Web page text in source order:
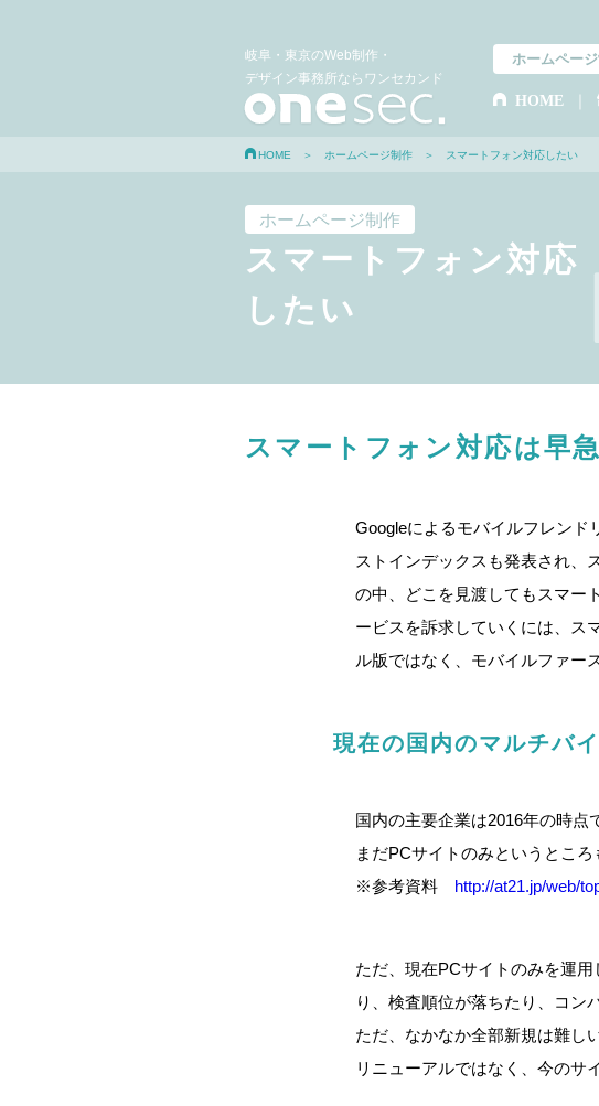
岐阜・東京のWeb制作・
デザイン事務所ならワンセカンド
ホームペー
HOME
HOME ＞ ホームページ制作 ＞ スマートフォン対応したい
ホームページ制作
スマートフォン対応
したい
スマートフォン対応は早急
Googleによるモバイルフレンド
ストインデックスも発表され、
の中、どこを見渡してもスマー
ービスを訴求していくには、ス
ル版ではなく、モバイルファー
現在の国内のマルチバ
国内の主要企業は2016年の時
まだPCサイトのみというところ
※参考資料 http://at21.jp/web/
ただ、現在PCサイトのみを運
り、検査順位が落ちたり、コン
ただ、なかなか全部新規は難し
リニューアルではなく、今のサ